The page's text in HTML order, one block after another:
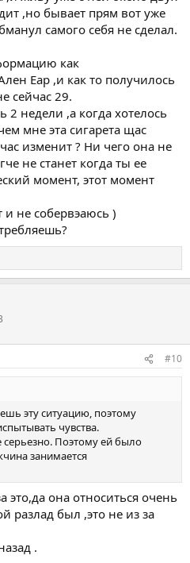
,но бывает прям вот уже
самого себя не сделал.
как
Еар ,и как то получилось
сейчас 29.
2 недели ,а когда хотелось
мне эта сигарета щас
изменит ? Ни чего она не
не станет когда ты ее
момент, этот момент
и не собервэаюсь )
#10
эту ситуацию, поэтому
чувства.
Поэтому ей было
занимается
это,да она относиться очень
разлад был ,это не из за
.